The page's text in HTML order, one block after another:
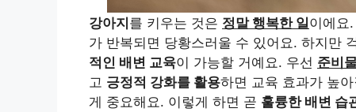
강아지 를 키우는 것은 정말 행복한 일이에요
가 반복되면 당황스러울 수 있어요. 하지만
적인 배변 교육이 가능할 거예요. 우선 준비
고 긍정적 강화를 활용하면 교육 효과가 높
게 중요해요. 이렇게 하면 곧 훌륭한 배변 습